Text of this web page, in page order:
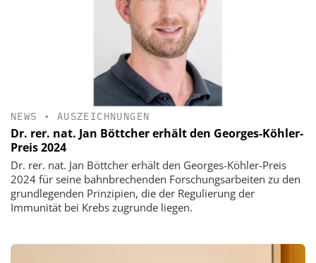
NEWS • AUSZEICHNUNGEN
Dr. rer. nat. Jan Böttcher erhält den Georges-Köhler-
Preis 2024
Dr. rer. nat. Jan Böttcher erhält den Georges-Köhler-Preis
2024 für seine bahnbrechenden Forschungsarbeiten zu den
grundlegenden Prinzipien, die der Regulierung der
Immunität bei Krebs zugrunde liegen.